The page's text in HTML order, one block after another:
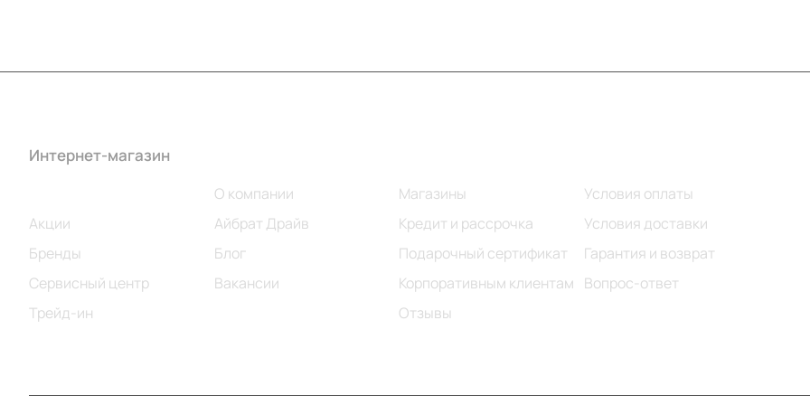
Интернет-магазин
Акции
Бренды
Сервисный центр
Трейд-ин
О компании
Айбрат Драйв
Блог
Вакансии
Магазины
Кредит и рассрочка
Подарочный сертификат
Корпоративным клиентам
Отзывы
Условия оплаты
Условия доставки
Гарантия и возврат
Вопрос-ответ